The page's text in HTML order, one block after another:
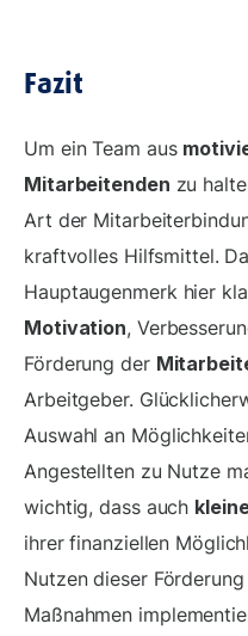
Fazit
Um ein Team aus
Mitarbeitenden zu
Art der
kraftvolles Hilfsmittel.
Hauptaugenmerk hier
Motivation,
Förderung der
Arbeitgeber.
Auswahl an
Angestellten zu Nutze
wichtig, dass auch
ihrer finanziellen
Nutzen dieser
Maßnahmen